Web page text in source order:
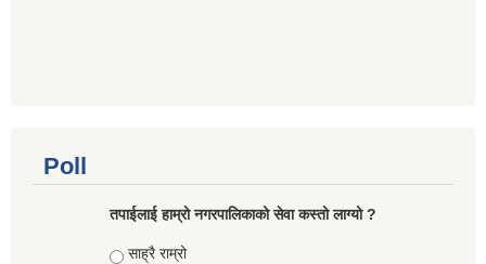
Poll
तपाईलाई हाम्रो नगरपालिकाको सेवा कस्तो लाग्यो ?
Choices
साह्रै राम्रो